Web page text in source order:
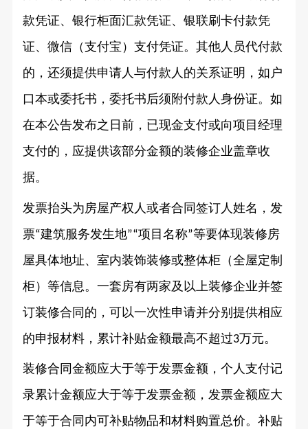
款凭证、银行柜面汇款凭证、银联刷卡付款凭
证、微信（支付宝）支付凭证。其他人员代付款
的，还须提供申请人与付款人的关系证明，如户
口本或委托书，委托书后须附付款人身份证。如
在本公告发布之日前，已现金支付或向项目经理
支付的，应提供该部分金额的装修企业盖章收
据。
发票抬头为房屋产权人或者合同签订人姓名，发
票“建筑服务发生地”“项目名称”等要体现装修房
屋具体地址、室内装饰装修或整体柜（全屋定制
柜）等信息。一套房有两家及以上装修企业并签
订装修合同的，可以一次性申请并分别提供相应
的申报材料，累计补贴金额最高不超过3万元。
装修合同金额应大于等于发票金额，个人支付记
录累计金额应大于等于发票金额，发票金额应大
于等于合同内可补贴物品和材料购置总价。补贴